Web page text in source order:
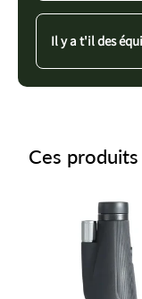
Il y a t'il des
Ces